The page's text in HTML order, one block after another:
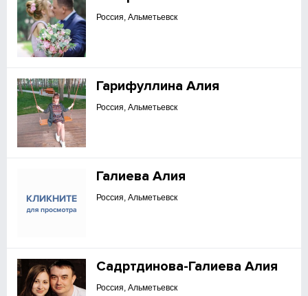
Россия, Альметьевск
Гарифуллина Алия
Россия, Альметьевск
Галиева Алия
Россия, Альметьевск
Садртдинова-Галиева Алия
Россия, Альметьевск